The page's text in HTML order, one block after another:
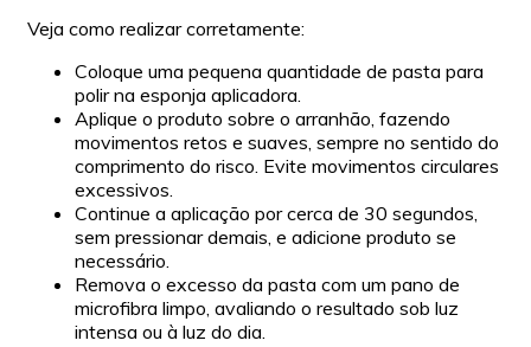
Veja como realizar corretamente:
Coloque uma pequena quantidade de pasta para
polir na esponja aplicadora.
Aplique o produto sobre o arranhão, fazendo
movimentos retos e suaves, sempre no sentido do
comprimento do risco. Evite movimentos circulares
excessivos.
Continue a aplicação por cerca de 30 segundos,
sem pressionar demais, e adicione produto se
necessário.
Remova o excesso da pasta com um pano de
microfibra limpo, avaliando o resultado sob luz
intensa ou à luz do dia.